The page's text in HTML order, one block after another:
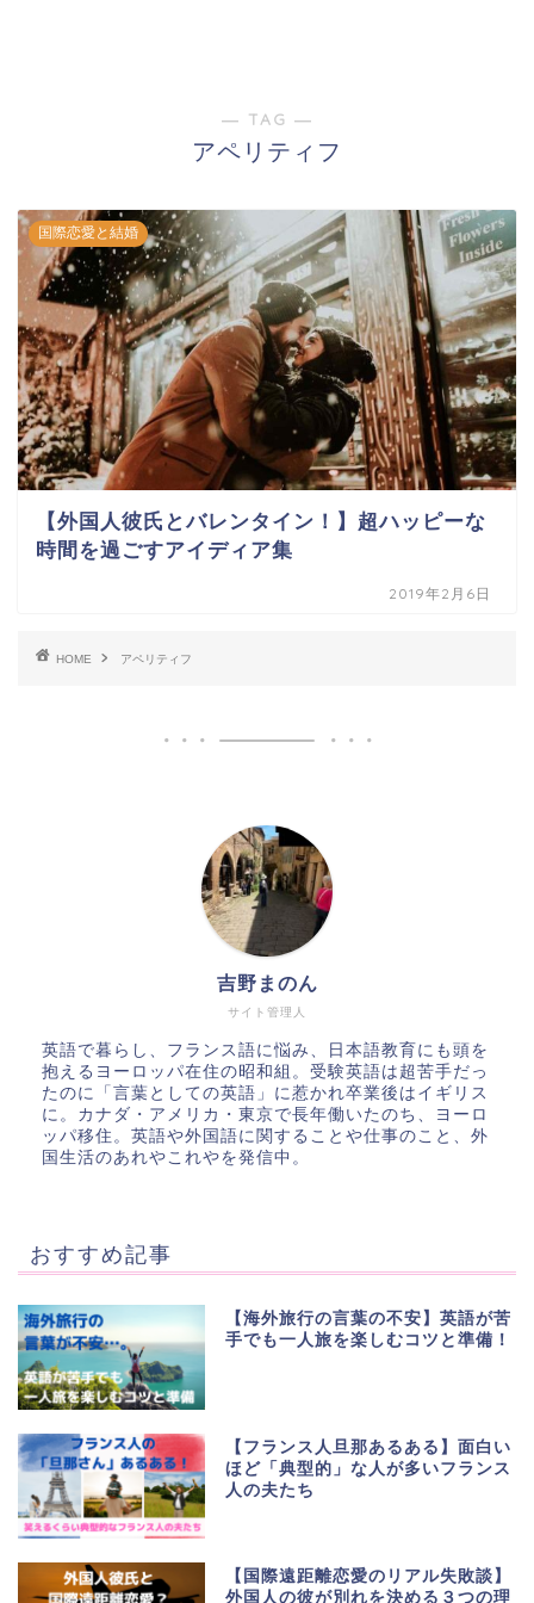
― TAG ―
アペリティフ
国際恋愛と結婚
【外国人彼氏とバレンタイン！】超ハッピーな
時間を過ごすアイディア集
2019年2月6日
HOME アペリティフ
サイト管理人
吉野まのん
英語で暮らし、フランス語に悩み、日本語教育にも頭を
抱えるヨーロッパ在住の昭和組。受験英語は超苦手だっ
たのに「言葉としての英語」に惹かれ卒業後はイギリス
に。カナダ・アメリカ・東京で長年働いたのち、ヨーロ
ッパ移住。英語や外国語に関することや仕事のこと、外
国生活のあれやこれやを発信中。
おすすめ記事
【海外旅行の言葉の不安】英語が苦
手でも一人旅を楽しむコツと準備！
【フランス人旦那あるある】面白い
ほど「典型的」な人が多いフランス
人の夫たち
【国際遠距離恋愛のリアル失敗談】
外国人の彼が別れを決める３つの理